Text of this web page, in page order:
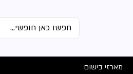
מארזי בישום